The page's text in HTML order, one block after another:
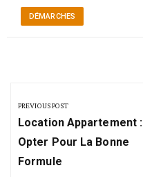
DÉMARCHES
de
l’article
PREVIOUS POST
Previous
Post:
Location Appartement :
Opter Pour La Bonne
Formule